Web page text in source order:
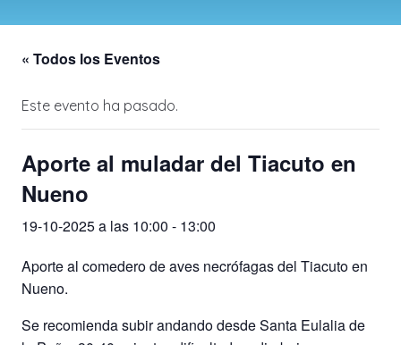
« Todos los Eventos
Este evento ha pasado.
Aporte al muladar del Tiacuto en
Nueno
19-10-2025 a las 10:00 - 13:00
Aporte al comedero de aves necrófagas del Tiacuto en
Nueno.
Se recomienda subir andando desde Santa Eulalia de